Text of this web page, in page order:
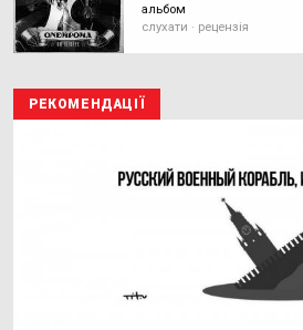
альбом
слухати · рецензія
РЕКОМЕНДАЦІЇ